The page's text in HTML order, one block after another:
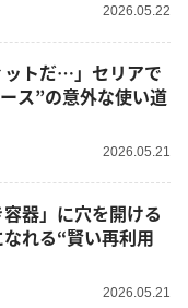
2026.05.22
ットだ…」セリアで
ス”の意外な使い道
2026.05.21
容器」に穴を開ける
れる“賢い再利用
2026.05.21